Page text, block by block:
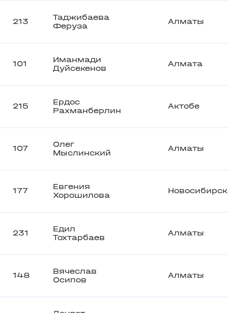
213
Таджибаева
Феруза
Алматы
101
Иманмади
Дуйсекенов
Алмата
215
Ердос
Рахманберлин
Актобе
107
Олег
Мыслинский
Алматы
177
Евгения
Хорошилова
Новосибирск
231
Едил
Тохтарбаев
Алматы
148
Вячеслав
Осипов
Алматы